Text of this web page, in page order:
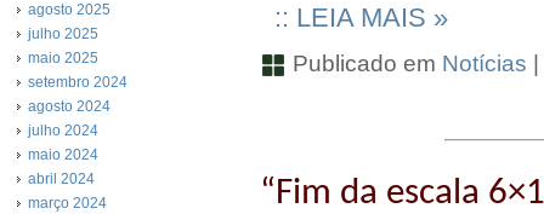
agosto 2025
julho 2025
maio 2025
setembro 2024
agosto 2024
julho 2024
maio 2024
abril 2024
março 2024
:: LEIA MAIS »
Publicado em Notícias
“Fim da escala